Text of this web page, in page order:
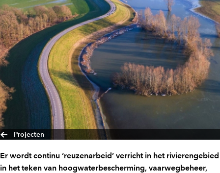
Projecten
Er wordt continu ‘reuzenarbeid’ verricht in het rivierengebied
in het teken van hoogwaterbescherming, vaarwegbeheer,